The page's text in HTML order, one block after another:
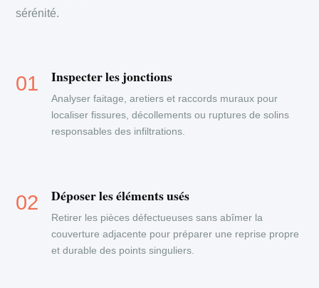
sérénité.
Inspecter les jonctions
Analyser faitage, aretiers et raccords muraux pour
localiser fissures, décollements ou ruptures de solins
responsables des infiltrations.
Déposer les éléments usés
Retirer les pièces défectueuses sans abîmer la
couverture adjacente pour préparer une reprise propre
et durable des points singuliers.